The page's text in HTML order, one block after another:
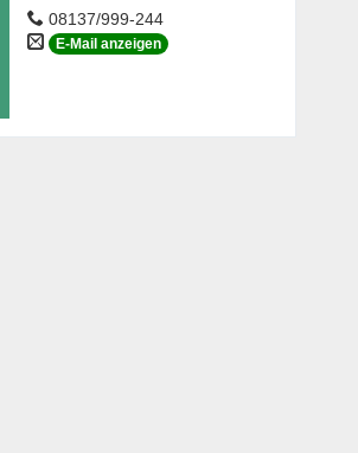
08137/999-244
E-Mail anzeigen